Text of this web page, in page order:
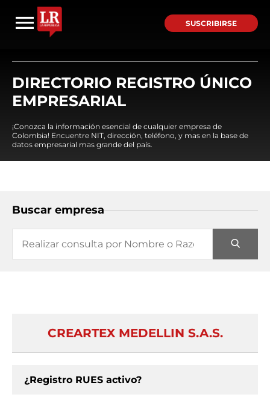
SUSCRIBIRSE
DIRECTORIO REGISTRO ÚNICO
EMPRESARIAL
¡Conozca la información esencial de cualquier empresa de
Colombia! Encuentre NIT, dirección, teléfono, y mas en la base de
datos empresarial mas grande del país.
Buscar empresa
CREARTEX MEDELLIN S.A.S.
¿Registro RUES activo?